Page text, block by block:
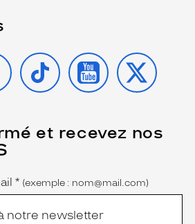
TIKTOK YOUTUBE
X
et recevez nos
* (exemple : nom@mail.com)